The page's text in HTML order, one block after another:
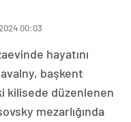
00:03
hayatını
başkent
kilisede düzenlenen
mezarlığında